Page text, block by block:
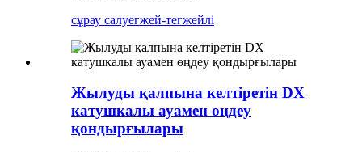
сұрау салуегжей-тегжейлі
Жылуды қалпына келтіретін DX
катушкалы ауамен өңдеу
қондырғылары